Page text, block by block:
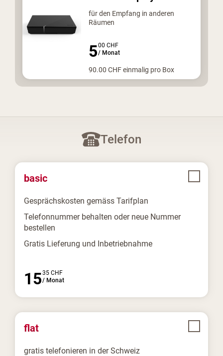
für den Empfang in anderen
Räumen
500 CHF
/ Monat
90.00 CHFeinmalig pro Box
Telefon
basic
Gesprächskosten gemäss Tarifplan
Telefonnummer behalten oder neue Nummer
bestellen
Gratis Lieferung und Inbetriebnahme
1535 CHF
/ Monat
flat
gratis telefonieren in der Schweiz